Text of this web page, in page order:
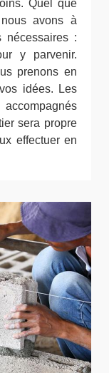
Quel que
avons à
nécessaires :
y parvenir.
prenons en
idées. Les
sera propre
effectuer en